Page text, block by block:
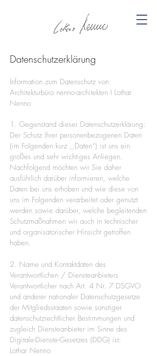
Datenschutzerklärung
Information zum Datenschutz von
Architekturbüro nenno-architekten I Lothar
Nenno
1. Gegenstand dieser Datenschutzerklärung:
Der Schutz Ihrer personenbezogenen Daten
(im Folgenden kurz ,,Daten“) ist uns ein
großes und sehr wichtiges Anliegen.
Nachfolgend möchten wir Sie daher
ausführlich darüber informieren, welche
Daten bei uns erhoben und wie diese von
uns im Folgenden verarbeitet oder genutzt
werden sowie darüber, welche begleitenden
Schutzmaßnahmen wir auch in technischer
und organisatorischer Hinsicht getroffen
haben.
2. Name und Kontaktdaten des
Verantwortlichen / Diensteanbieters
Verantwortlicher nach Art. 4 Nr. 7 DSGVO
und anderer nationaler Datenschutzgesetze
der Mitgliedsstaaten sowie sonstiger
datenschutzrechtlicher Bestimmungen und
zugleich Diensteanbieter im Sinne des
Digitale-Dienste-Gesetzes (DDG) ist:
Lothar Nenno